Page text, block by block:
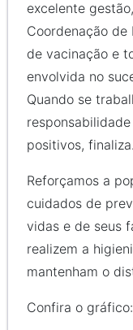
excelente
Coordenação de
de vacinação e
envolvida no
Quando se
positivos, finaliza.
Reforçamos a
cuidados de
vidas e de seus
realizem a
mantenham o
Confira o gráfico: